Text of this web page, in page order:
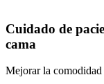
Cuidado de
cama
Mejorar la comodidad